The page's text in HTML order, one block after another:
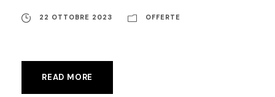
22 OTTOBRE 2023 OFFERTE
READ MORE